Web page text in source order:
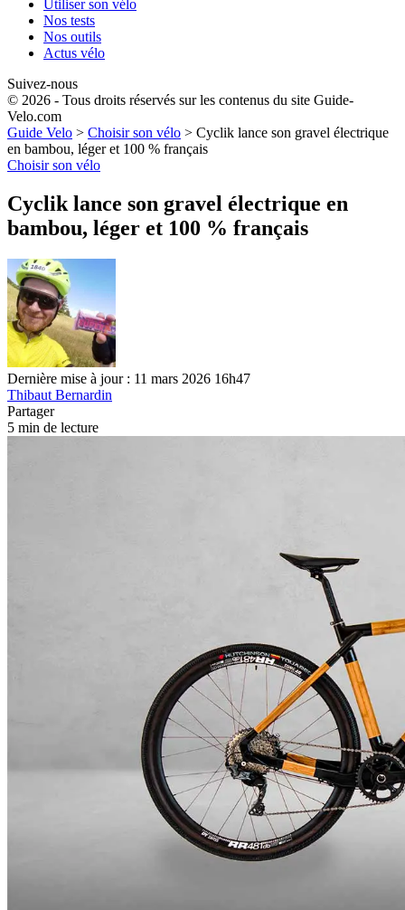
Utiliser son vélo
Nos tests
Nos outils
Actus vélo
Suivez-nous
© 2026 - Tous droits réservés sur les contenus du site Guide-
Velo.com
Guide Velo > Choisir son vélo > Cyclik lance son gravel électrique
en bambou, léger et 100 % français
Choisir son vélo
Cyclik lance son gravel électrique en
bambou, léger et 100 % français
Dernière mise à jour : 11 mars 2026 16h47
Thibaut Bernardin
Partager
5 min de lecture